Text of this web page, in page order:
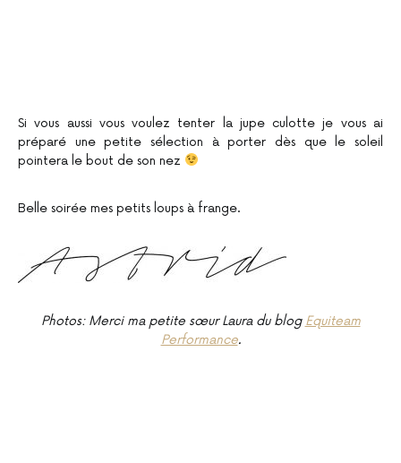
Si vous aussi vous voulez tenter la jupe culotte je vous ai
préparé une petite sélection à porter dès que le soleil
pointera le bout de son nez
Belle soirée mes petits loups à frange.
Photos: Merci ma petite sœur Laura du blog Equiteam
Performance.